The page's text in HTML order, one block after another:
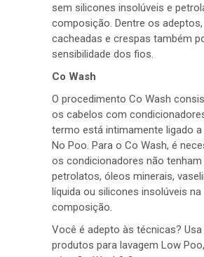
sem silicones insolúveis e
composição. Dentre os
cacheadas e crespas também
sensibilidade dos fios.
Co Wash
O procedimento Co Wash
os cabelos com
termo está intimamente ligado
No Poo. Para o Co Wash, é
os condicionadores não
petrolatos, óleos minerais,
líquida ou silicones insolúveis na
composição.
Você é adepto às técnicas?
produtos para lavagem Low